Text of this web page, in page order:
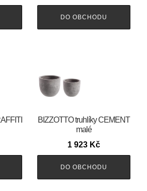
DO OBCHODU
BIZZOTTO truhlíky CEMENT
malé
1 923 Kč
DO OBCHODU